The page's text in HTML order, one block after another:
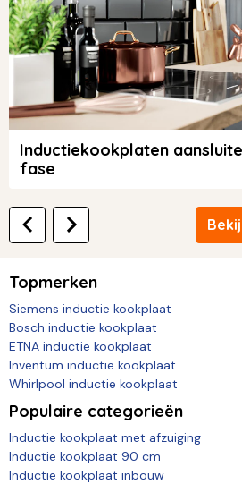
Inductiekookplaten
fase
Topmerken
Siemens inductie kookplaat
Bosch inductie kookplaat
ETNA inductie kookplaat
Inventum inductie kookplaat
Whirlpool inductie kookplaat
Populaire categorieën
Inductie kookplaat met afzuiging
Inductie kookplaat 90 cm
Inductie kookplaat inbouw